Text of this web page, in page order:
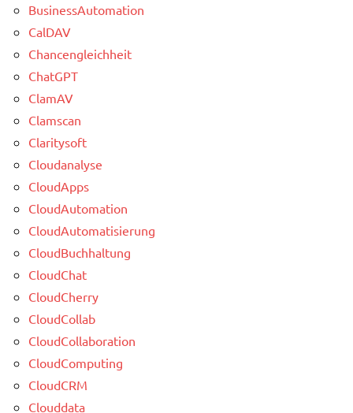
BusinessAutomation
CalDAV
Chancengleichheit
ChatGPT
ClamAV
Clamscan
Claritysoft
Cloudanalyse
CloudApps
CloudAutomation
CloudAutomatisierung
CloudBuchhaltung
CloudChat
CloudCherry
CloudCollab
CloudCollaboration
CloudComputing
CloudCRM
Clouddata